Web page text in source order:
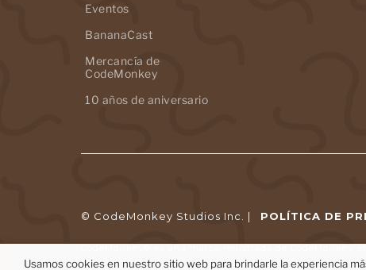
Eventos
BananaCast
Mercancía de
CodeMonkey
10 años de aniversario
© CodeMonkey Studios Inc. | POLÍTICA DE
Usamos cookies en nuestro sitio web para brindarle la experiencia